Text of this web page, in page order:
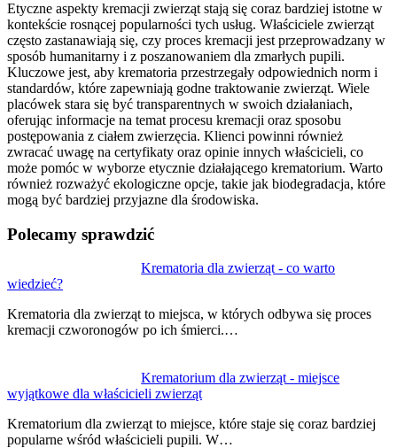
Etyczne aspekty kremacji zwierząt stają się coraz bardziej istotne w
kontekście rosnącej popularności tych usług. Właściciele zwierząt
często zastanawiają się, czy proces kremacji jest przeprowadzany w
sposób humanitarny i z poszanowaniem dla zmarłych pupili.
Kluczowe jest, aby krematoria przestrzegały odpowiednich norm i
standardów, które zapewniają godne traktowanie zwierząt. Wiele
placówek stara się być transparentnych w swoich działaniach,
oferując informacje na temat procesu kremacji oraz sposobu
postępowania z ciałem zwierzęcia. Klienci powinni również
zwracać uwagę na certyfikaty oraz opinie innych właścicieli, co
może pomóc w wyborze etycznie działającego krematorium. Warto
również rozważyć ekologiczne opcje, takie jak biodegradacja, które
mogą być bardziej przyjazne dla środowiska.
Polecamy sprawdzić
Krematoria dla zwierząt - co warto
wiedzieć?
Krematoria dla zwierząt to miejsca, w których odbywa się proces
kremacji czworonogów po ich śmierci.…
Krematorium dla zwierząt - miejsce
wyjątkowe dla właścicieli zwierząt
Krematorium dla zwierząt to miejsce, które staje się coraz bardziej
popularne wśród właścicieli pupili. W…
wpisu